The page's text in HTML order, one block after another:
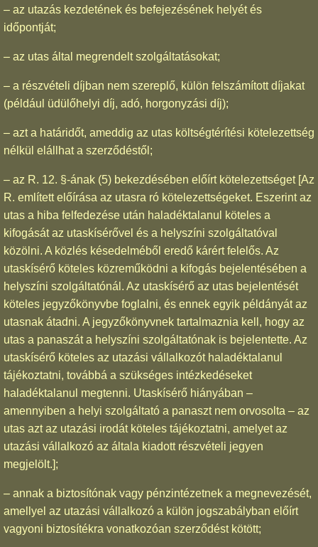
– az utazás kezdetének és befejezésének helyét és
időpontját;
– az utas által megrendelt szolgáltatásokat;
– a részvételi díjban nem szereplő, külön felszámított díjakat
(például üdülőhelyi díj, adó, horgonyzási díj);
– azt a határidőt, ameddig az utas költségtérítési kötelezettség
nélkül elállhat a szerződéstől;
– az R. 12. §-ának (5) bekezdésében előírt kötelezettséget [Az
R. említett előírása az utasra ró kötelezettségeket. Eszerint az
utas a hiba felfedezése után haladéktalanul köteles a
kifogását az utaskísérővel és a helyszíni szolgáltatóval
közölni. A közlés késedelméből eredő kárért felelős. Az
utaskísérő köteles közreműködni a kifogás bejelentésében a
helyszíni szolgáltatónál. Az utaskísérő az utas bejelentését
köteles jegyzőkönyvbe foglalni, és ennek egyik példányát az
utasnak átadni. A jegyzőkönyvnek tartalmaznia kell, hogy az
utas a panaszát a helyszíni szolgáltatónak is bejelentette. Az
utaskísérő köteles az utazási vállalkozót haladéktalanul
tájékoztatni, továbbá a szükséges intézkedéseket
haladéktalanul megtenni. Utaskísérő hiányában –
amennyiben a helyi szolgáltató a panaszt nem orvosolta – az
utas azt az utazási irodát köteles tájékoztatni, amelyet az
utazási vállalkozó az általa kiadott részvételi jegyen
megjelölt.];
– annak a biztosítónak vagy pénzintézetnek a megnevezését,
amellyel az utazási vállalkozó a külön jogszabályban előírt
vagyoni biztosítékra vonatkozóan szerződést kötött;